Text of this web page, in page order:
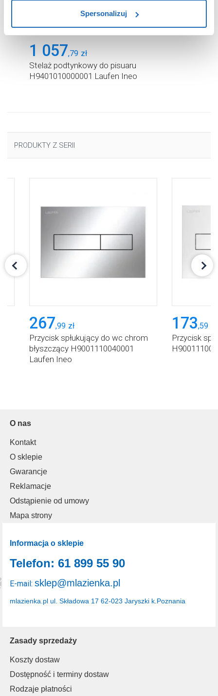
cookie, kliknij „Ustawienia plików cookie”.
uzyskać więcej informacji na temat plików cookie i tego,
dlaczego ich przepisy, przejdź do zakładu „Informacje o
Spersonalizuj
1 057,79 zł
Stelaż podtynkowy do pisuaru
H9401010000001 Laufen Ineo
PRODUKTY Z SERII
267,99 zł
Przycisk spłukujący do wc chrom
błyszczący H9001110040001
Laufen Ineo
173,59
Przycisk
O nas
Kontakt
O sklepie
Gwarancje
Reklamacje
Odstąpienie od umowy
Mapa strony
Zasady sprzedaży
Koszty dostaw
Dostępność i terminy dostaw
Rodzaje płatności
Informacja o sklepie
mlazienka.pl ul. Składowa 17 62-023 Jaryszki k.Poznania
Telefon: 61 899 55 90
E-mail: sklep@mlazienka.pl